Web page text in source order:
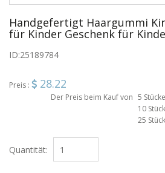
Handgefertigt Haargummi
für Kinder Geschenk für
ID:25189784
Preis : 28.22
Der Preis beim Kauf von 5
10
25
Quantität: